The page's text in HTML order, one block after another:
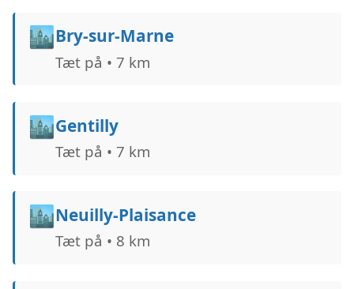
🏙️Bry-sur-Marne
Tæt på • 7 km
🏙️Gentilly
Tæt på • 7 km
🏙️Neuilly-Plaisance
Tæt på • 8 km